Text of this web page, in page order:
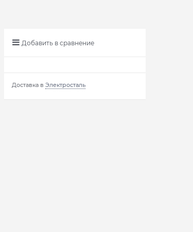
Добавить в сравнение
Доставка в Электросталь